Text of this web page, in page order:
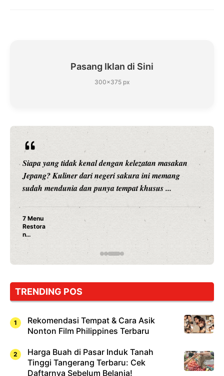
Pasang Iklan di Sini
300×375 px
Siapa yang tidak kenal dengan kelezatan masakan
Jepang? Kuliner dari negeri sakura ini memang
sudah mendunia dan punya tempat khusus ...
7 Menu
Restora
n
Jepang
yang
Dicoba,
Cuma
Sushi!
TRENDING POS
Rekomendasi Tempat & Cara Asik
Nonton Film Philippines Terbaru
Harga Buah di Pasar Induk Tanah
Tinggi Tangerang Terbaru: Cek
Daftarnya Sebelum Belanja!